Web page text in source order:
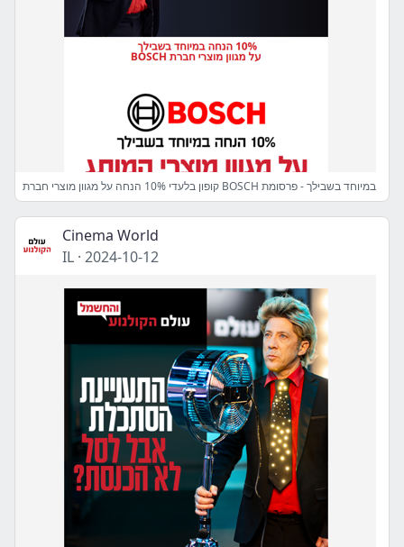
קופון בלעדי 10% הנחה על מגוון מוצרי חברת BOSCH במיוחד בשבילך - פרסומת
Cinema World
IL · 2024-10-12